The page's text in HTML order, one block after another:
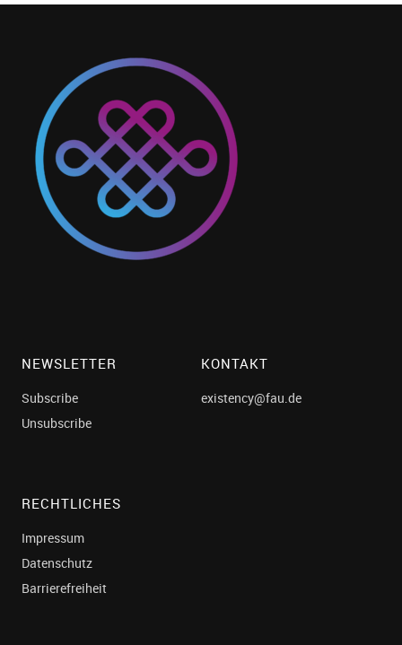
NEWSLETTER
Subscribe
Unsubscribe
KONTAKT
existency@fau.de
RECHTLICHES
Impressum
Datenschutz
Barrierefreiheit